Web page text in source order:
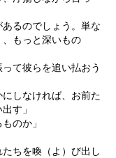
あるのでしょう。単な
もっと深いもの
て彼らを追い払おう
にしなければ、お前た
す」
のか」
たちを喚（よ）び出し